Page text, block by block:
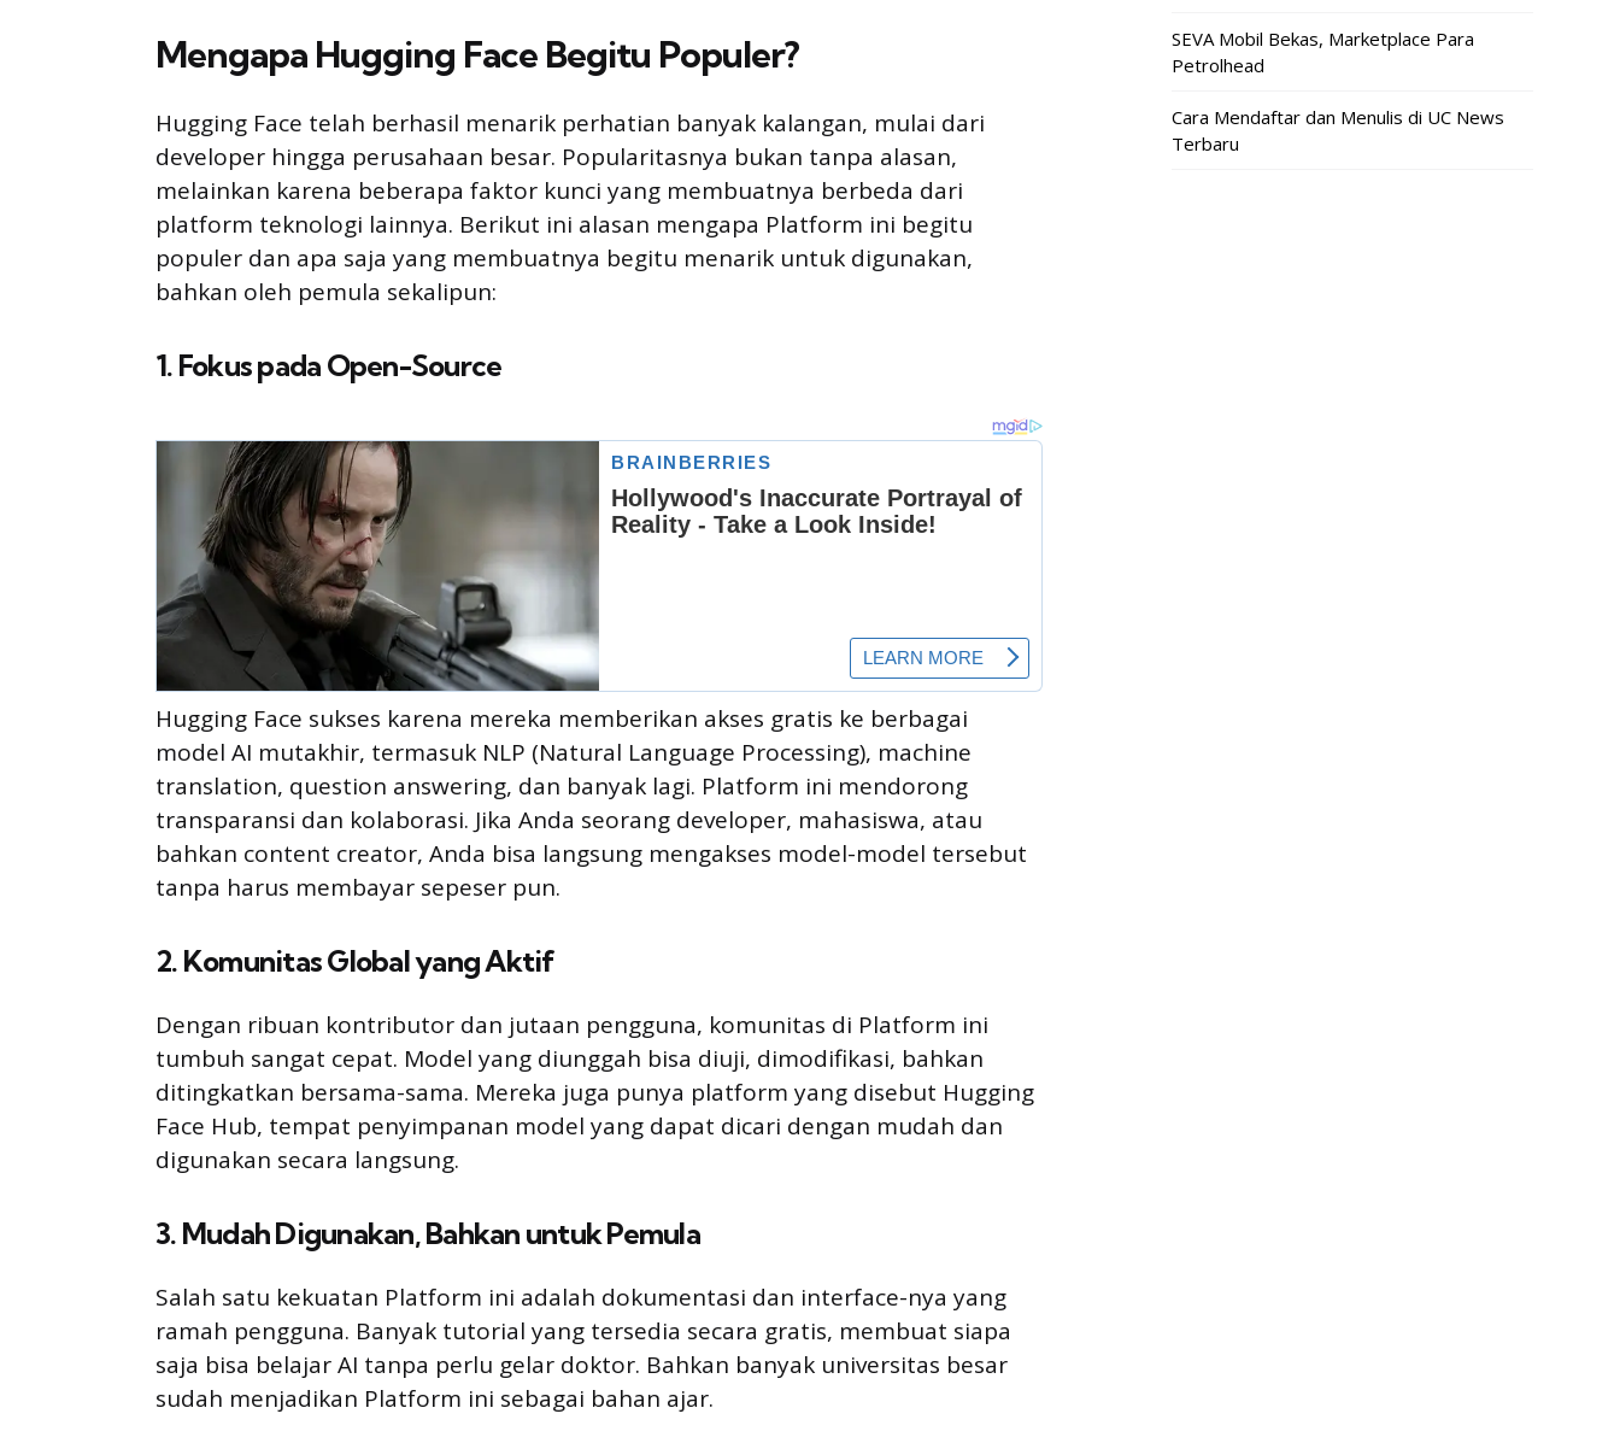
Mengapa Hugging Face Begitu Populer?
Hugging Face telah berhasil menarik perhatian banyak kalangan, mulai dari
developer hingga perusahaan besar. Popularitasnya bukan tanpa alasan,
melainkan karena beberapa faktor kunci yang membuatnya berbeda dari
platform teknologi lainnya. Berikut ini alasan mengapa Platform ini begitu
populer dan apa saja yang membuatnya begitu menarik untuk digunakan,
bahkan oleh pemula sekalipun:
1. Fokus pada Open-Source
Hugging Face sukses karena mereka memberikan akses gratis ke berbagai
model AI mutakhir, termasuk NLP (Natural Language Processing), machine
translation, question answering, dan banyak lagi. Platform ini mendorong
transparansi dan kolaborasi. Jika Anda seorang developer, mahasiswa, atau
bahkan content creator, Anda bisa langsung mengakses model-model tersebut
tanpa harus membayar sepeser pun.
2. Komunitas Global yang Aktif
Dengan ribuan kontributor dan jutaan pengguna, komunitas di Platform ini
tumbuh sangat cepat. Model yang diunggah bisa diuji, dimodifikasi, bahkan
ditingkatkan bersama-sama. Mereka juga punya platform yang disebut Hugging
Face Hub, tempat penyimpanan model yang dapat dicari dengan mudah dan
digunakan secara langsung.
3. Mudah Digunakan, Bahkan untuk Pemula
Salah satu kekuatan Platform ini adalah dokumentasi dan interface-nya yang
ramah pengguna. Banyak tutorial yang tersedia secara gratis, membuat siapa
saja bisa belajar AI tanpa perlu gelar doktor. Bahkan banyak universitas besar
sudah menjadikan Platform ini sebagai bahan ajar.
SEVA Mobil Bekas, Marketplace Para
Petrolhead
Cara Mendaftar dan Menulis di UC News
Terbaru